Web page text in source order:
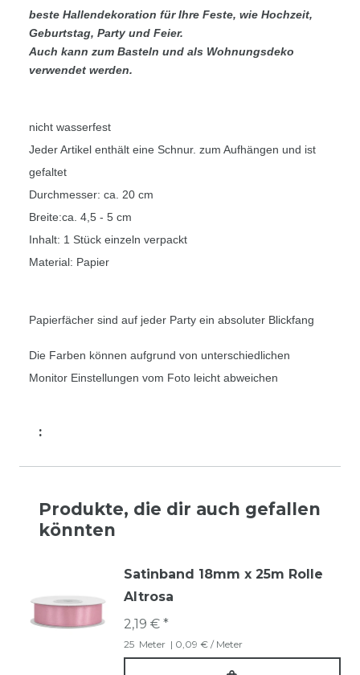
beste Hallendekoration für Ihre Feste, wie Hochzeit,
Geburtstag, Party und Feier.
Auch kann zum Basteln und als Wohnungsdeko
verwendet werden.
nicht wasserfest
Jeder Artikel enthält eine Schnur. zum Aufhängen und ist
gefaltet
Durchmesser: ca. 20 cm
Breite:ca. 4,5 - 5 cm
Inhalt: 1 Stück einzeln verpackt
Material: Papier
Papierfächer sind auf jeder Party ein absoluter Blickfang
Die Farben können aufgrund von unterschiedlichen
Monitor Einstellungen vom Foto leicht abweichen
:
Produkte, die dir auch gefallen
könnten
Satinband 18mm x 25m Rolle
Altrosa
2,19 € *
25 Meter | 0,09 € / Meter